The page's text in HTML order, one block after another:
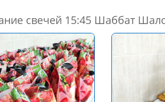
свечей 15:45 Шаббат